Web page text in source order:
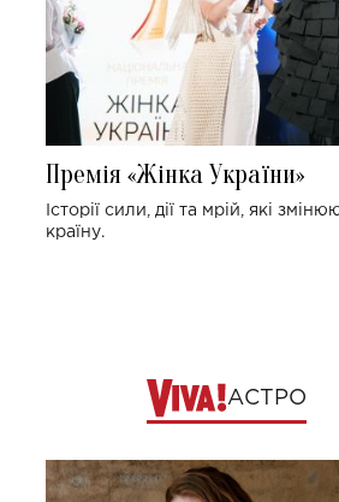
Премія «Жінка України»
Історії сили, дії та мрій, які
країну.
АСТРО